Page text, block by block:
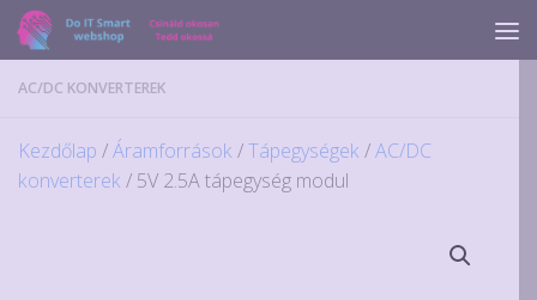
Skip to content
AC/DC KONVERTEREK
Kezdőlap /Áramforrások /Tápegységek /AC/DC
konverterek / 5V 2.5A tápegység modul